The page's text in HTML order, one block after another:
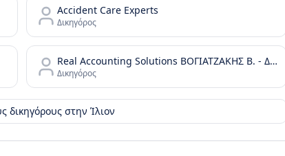
Accident Care Experts
Δικηγόρος
Real Accounting Solutions ΒΟΓΙΑΤΖΑΚΗΣ Β. - ΔΗΜΟΠΟΥΛΟΣ Ι. ΟΕ
Δικηγόρος
δικηγόρους στην Ίλιον